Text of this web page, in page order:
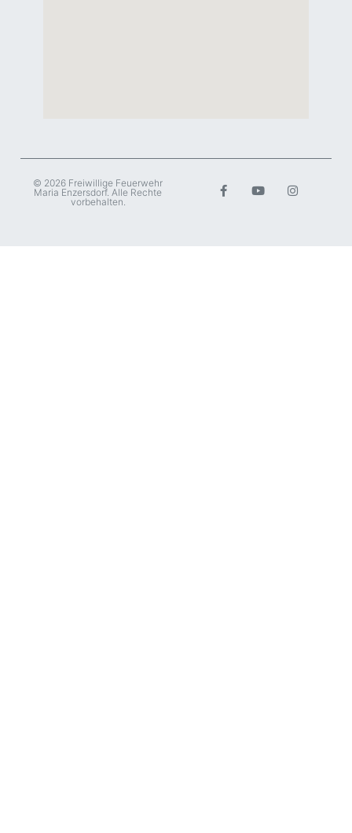
© 2026 Freiwillige Feuerwehr
Maria Enzersdorf. Alle Rechte
vorbehalten.